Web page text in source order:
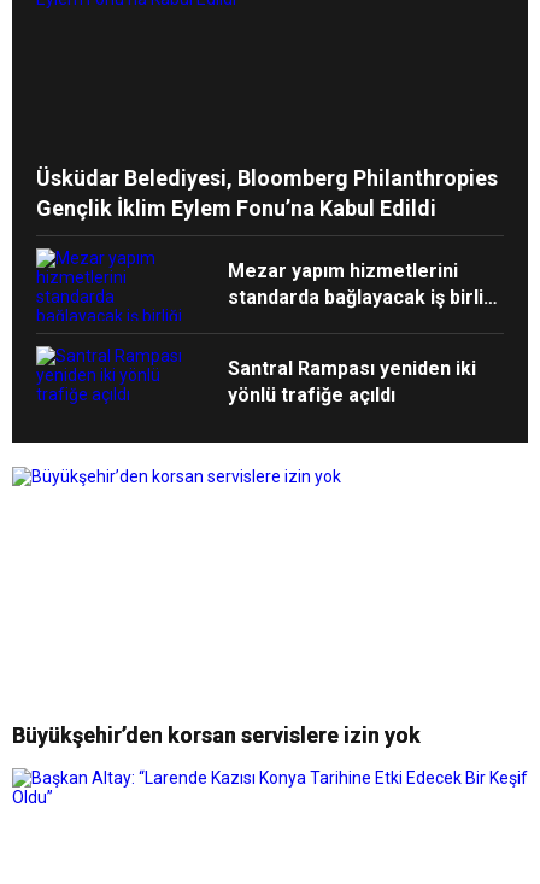
Üsküdar Belediyesi, Bloomberg Philanthropies
Gençlik İklim Eylem Fonu’na Kabul Edildi
Mezar yapım hizmetlerini
standarda bağlayacak iş birliği
Santral Rampası yeniden iki
yönlü trafiğe açıldı
Büyükşehir’den korsan servislere izin yok